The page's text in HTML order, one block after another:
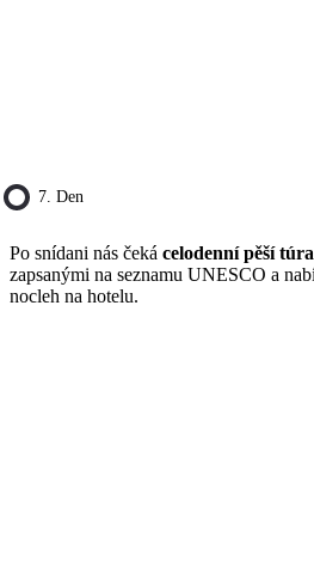
7. Den
Po snídani nás čeká celodenní pěší túra
zapsanými na seznamu UNESCO a
nocleh na hotelu.